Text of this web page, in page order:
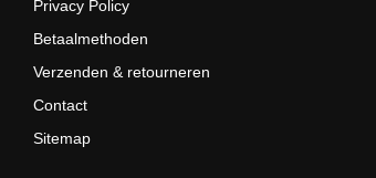
Privacy Policy
Betaalmethoden
Verzenden & retourneren
Contact
Sitemap